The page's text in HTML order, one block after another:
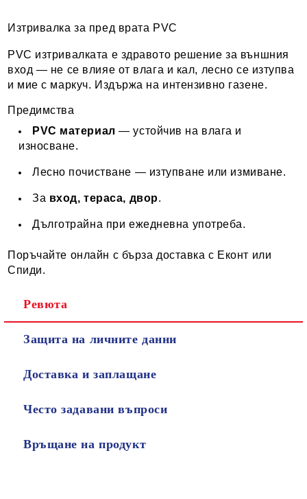
Изтривалка за пред врата PVC
PVC изтривалката е здравото решение за външния
вход — не се влияе от влага и кал, лесно се изтупва
и мие с маркуч. Издържа на интензивно газене.
Предимства
PVC материал — устойчив на влага и
износване.
Лесно почистване — изтупване или измиване.
За вход, тераса, двор.
Дълготрайна при ежедневна употреба.
Поръчайте онлайн с бърза доставка с Еконт или
Спиди.
Ревюта
Защита на личните данни
Доставка и заплащане
Често задавани въпроси
Връщане на продукт